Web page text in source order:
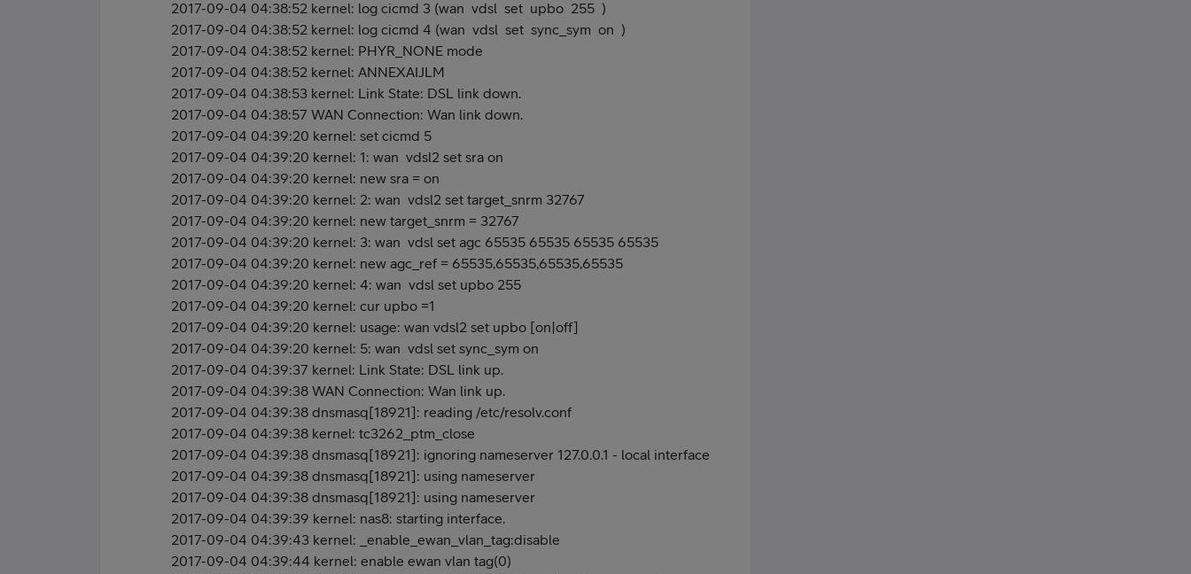
2017-09-04 04:38:52 kernel: log cicmd 3 (wan vdsl set upbo 255 )
2017-09-04 04:38:52 kernel: log cicmd 4 (wan vdsl set sync_sym on )
2017-09-04 04:38:52 kernel: PHYR_NONE mode
2017-09-04 04:38:52 kernel: ANNEXAIJLM
2017-09-04 04:38:53 kernel: Link State: DSL link down.
2017-09-04 04:38:57 WAN Connection: Wan link down.
2017-09-04 04:39:20 kernel: set cicmd 5
2017-09-04 04:39:20 kernel: 1: wan vdsl2 set sra on
2017-09-04 04:39:20 kernel: new sra = on
2017-09-04 04:39:20 kernel: 2: wan vdsl2 set target_snrm 32767
2017-09-04 04:39:20 kernel: new target_snrm = 32767
2017-09-04 04:39:20 kernel: 3: wan vdsl set agc 65535 65535 65535 65535
2017-09-04 04:39:20 kernel: new agc_ref = 65535,65535,65535,65535
2017-09-04 04:39:20 kernel: 4: wan vdsl set upbo 255
2017-09-04 04:39:20 kernel: cur upbo =1
2017-09-04 04:39:20 kernel: usage: wan vdsl2 set upbo [on|off]
2017-09-04 04:39:20 kernel: 5: wan vdsl set sync_sym on
2017-09-04 04:39:37 kernel: Link State: DSL link up.
2017-09-04 04:39:38 WAN Connection: Wan link up.
2017-09-04 04:39:38 dnsmasq[18921]: reading /etc/resolv.conf
2017-09-04 04:39:38 kernel: tc3262_ptm_close
2017-09-04 04:39:38 dnsmasq[18921]: ignoring nameserver 127.0.0.1 - local interface
2017-09-04 04:39:38 dnsmasq[18921]: using nameserver
2017-09-04 04:39:38 dnsmasq[18921]: using nameserver
2017-09-04 04:39:39 kernel: nas8: starting interface.
2017-09-04 04:39:43 kernel: _enable_ewan_vlan_tag:disable
2017-09-04 04:39:44 kernel: enable ewan vlan tag(0)